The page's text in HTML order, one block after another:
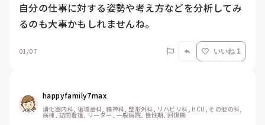
自分の仕事に対する姿勢や考え方などを分析してみ
るのも大事かもしれませんね。
01/07 いいね 1
happyfamily7max
消化器内科, 循環器科, 精神科, 整形外科, リハビリ科, HCU, その他の科,
病棟, 訪問看護, リーダー, 一般病院, 慢性期, 回復期